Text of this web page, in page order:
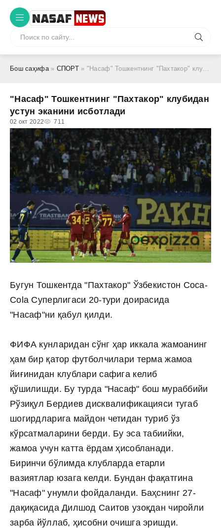
Бош саҳифа» СПОРТ » "Насаф" Тошкентнинг "Пахтакор" клубидан устун эканини исботлади
"Насаф" Тошкентнинг "Пахтакор" клубидан
устун эканини исботлади
02 окт 2022 711
Бугун Тошкентда "Пахтакор" Ўзбекистон Cоcа-
Cоlа Суперлигаси 20-тури доирасида
"Насаф"ни қабул қилди.
ФИФА кунларидан сўнг ҳар иккала жамоанинг
ҳам бир қатор футболчилари терма жамоа
йиғинидан клублари сафига келиб
қўшилишди. Бу турда "Насаф" бош мураббийи
Рўзиқул Бердиев дисквалификацияси тугаб
шогирдларига майдон четидан туриб ўз
кўрсатмаларини берди. Бу эса табиийки,
жамоа учун катта ёрдам ҳисобланади.
Биринчи бўлимда клубларда етарли
вазиятлар юзага келди. Бундан фақатгина
"Насаф" унумли фойдаланди. Баҳснинг 27-
дақиқасида Дилшод Саитов узоқдан чиройли
зарба йўллаб, ҳисобни очишга эришди.